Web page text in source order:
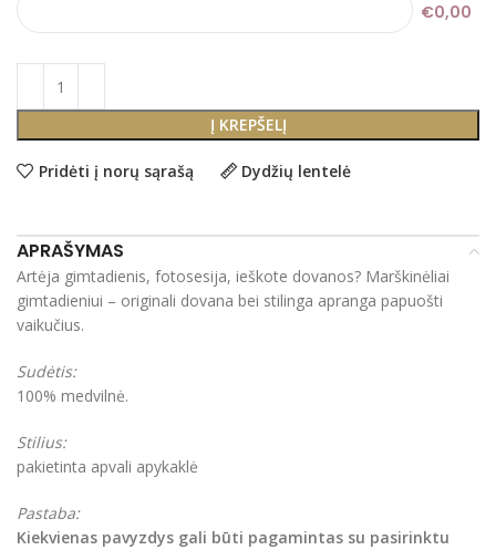
€0,00
Į KREPŠELĮ
Pridėti į norų sąrašą Dydžių lentelė
APRAŠYMAS
Artėja gimtadienis, fotosesija, ieškote dovanos? Marškinėliai
gimtadieniui – originali dovana bei stilinga apranga papuošti
vaikučius.
Sudėtis:
100% medvilnė.
Stilius:
pakietinta apvali apykaklė
Pastaba:
Kiekvienas pavyzdys gali būti pagamintas su pasirinktu